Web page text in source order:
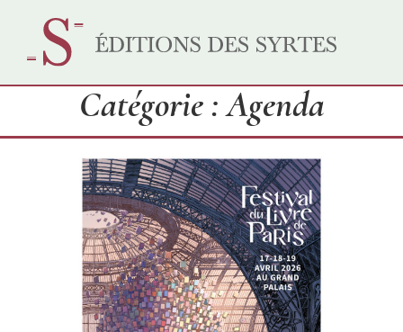
Catégorie : Agenda